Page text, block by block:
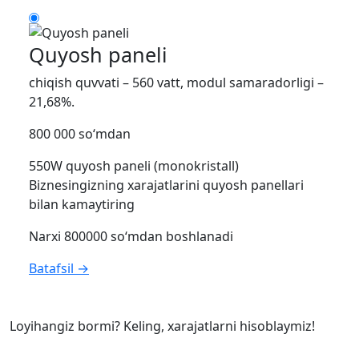
Quyosh paneli
chiqish quvvati – 560 vatt, modul samaradorligi –
21,68%.
800 000 so‘mdan
550W quyosh paneli (monokristall)
Biznesingizning xarajatlarini quyosh panellari
bilan kamaytiring
Narxi 800000 so‘mdan boshlanadi
Batafsil →
Loyihangiz bormi? Keling, xarajatlarni hisoblaymiz!